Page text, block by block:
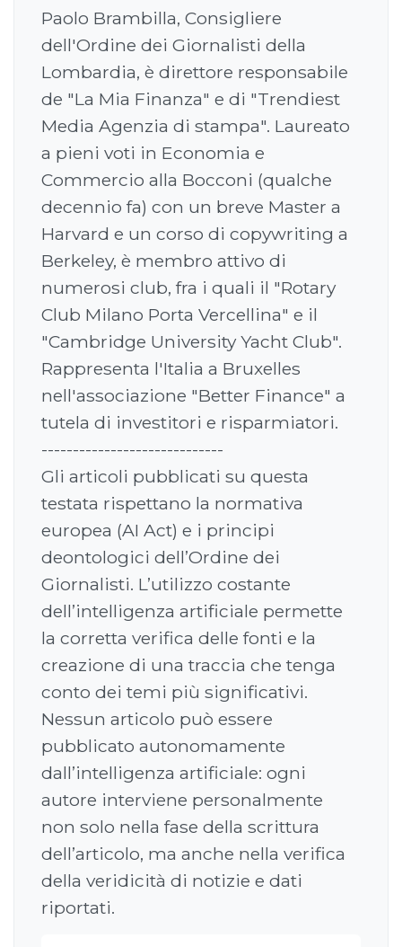
Paolo Brambilla, Consigliere
dell'Ordine dei Giornalisti della
Lombardia, è direttore responsabile
de "La Mia Finanza" e di "Trendiest
Media Agenzia di stampa". Laureato
a pieni voti in Economia e
Commercio alla Bocconi (qualche
decennio fa) con un breve Master a
Harvard e un corso di copywriting a
Berkeley, è membro attivo di
numerosi club, fra i quali il "Rotary
Club Milano Porta Vercellina" e il
"Cambridge University Yacht Club".
Rappresenta l'Italia a Bruxelles
nell'associazione "Better Finance" a
tutela di investitori e risparmiatori.
-----------------------------
Gli articoli pubblicati su questa
testata rispettano la normativa
europea (AI Act) e i principi
deontologici dell’Ordine dei
Giornalisti. L’utilizzo costante
dell’intelligenza artificiale permette
la corretta verifica delle fonti e la
creazione di una traccia che tenga
conto dei temi più significativi.
Nessun articolo può essere
pubblicato autonomamente
dall’intelligenza artificiale: ogni
autore interviene personalmente
non solo nella fase della scrittura
dell’articolo, ma anche nella verifica
della veridicità di notizie e dati
riportati.